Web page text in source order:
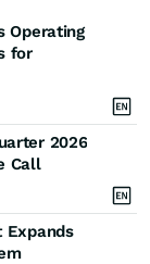
Operating
for
2026
Call
Expands